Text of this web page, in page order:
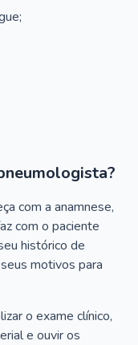
com a anamnese,
com o paciente
histórico de
motivos para
o exame clínico,
e ouvir os